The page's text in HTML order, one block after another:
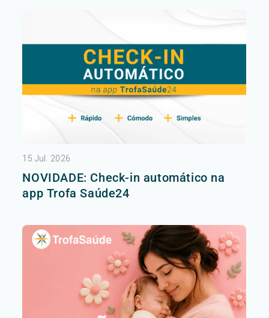
15 Jul. 2026
NOVIDADE: Check-in automático na
app Trofa Saúde24